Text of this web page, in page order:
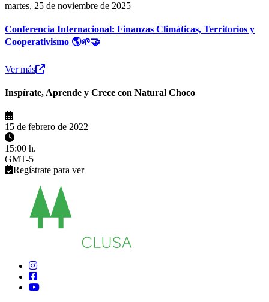
martes, 25 de noviembre de 2025
Conferencia Internacional: Finanzas Climáticas, Territorios y
Cooperativismo 🌎🌱🤝
Ver más
Inspírate, Aprende y Crece con Natural Choco
15 de febrero de 2022
15:00 h.
GMT-5
Regístrate para ver